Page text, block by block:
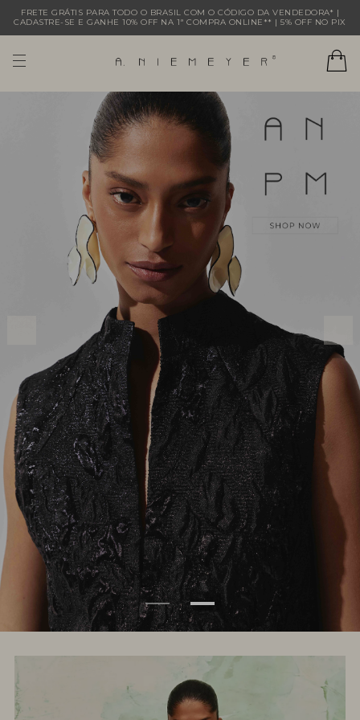
FRETE GRÁTIS PARA TODO O BRASIL COM O CÓDIGO DA VENDEDORA* |
CADASTRE-SE E GANHE 10% OFF NA 1ª COMPRA ONLINE** | 5% OFF NO PIX